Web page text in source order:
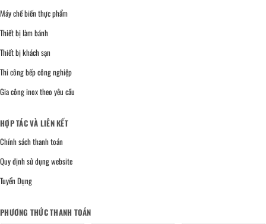
Máy chế biến thực phẩm
Thiết bị làm bánh
Thiết bị khách sạn
Thi công bếp công nghiệp
Gia công inox theo yêu cầu
HỢP TÁC VÀ LIÊN KẾT
Chính sách thanh toán
Quy định sử dụng website
Tuyển Dụng
PHƯƠNG THỨC THANH TOÁN